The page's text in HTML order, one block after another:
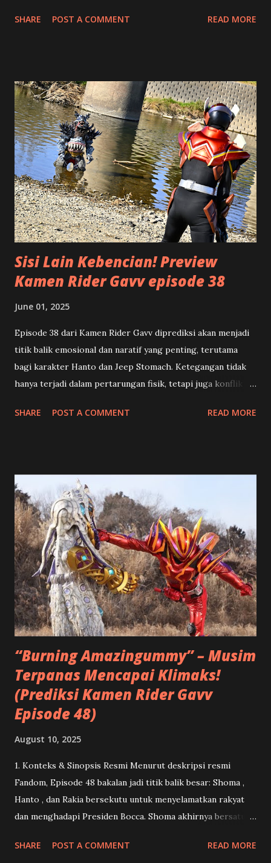
teknik khusus. Dalam dunia kewartaan teknik tersebut
bangunan antik dari negeri Mesir, tetapi istilah ini untuk
menggambarkan bagaimana cara kita menulis. Kalau Anda
melihat piramida, bentuknya mirip dengan segitiga. Bagian
atasnya adalah puncak, makin ke bawah makin lebar. Namun
kalau piramida atau segitiga ini posisinya kita balik, terlihat
bahwa bagian paling atas yang lebar atau luas, terus
mengecil ke bawah menjadi titik runcing. Serupa dengan
bentuk segitiga terbalik tersebut, suatu artikel akan lebih
terstruktur apabila di bagian awal atau ...
SHARE POST A COMMENT READ MORE
Sisi Lain Kebencian! Preview
Kamen Rider Gavv episode 38
June 01, 2025
Episode 38 dari Kamen Rider Gavv diprediksi akan menjadi
titik balik emosional dan naratif yang penting, terutama
bagi karakter Hanto dan Jeep Stomach. Ketegangan tidak
hanya terjadi dalam pertarungan fisik, tetapi juga konflik
karakter utama. 🍡 Toko Manisan dan Kenangan Pahit
Tampaknya ini akan menjadi selingan ringan dari konflik
besar, namun justru menjadi awal dari konfrontasi
emosional yang mendalam. Di toko tersebut, mereka
bertemu Kenji (Yoshioka Mutsuo), seorang pengrajin
wagashi berbakat… yang ternyata adalah Granute ,
antagonis yang selama ini diburu Hanto karena menculik
ibunya. Hanto (Hino Yusuke) yang selama ini menghidupi
dirinya dengan semangat balas dendam mendadak goyah,
apalagi ketika melihat Kenji mendapat tempat sebagai
sosok ayah kedua...
SHARE POST A COMMENT READ MORE
“Burning Amazingummy” – Musim
Terpanas Mencapai Klimaks!
(Prediksi Kamen Rider Gavv
Episode 48)
August 10, 2025
1. Konteks & Sinopsis Resmi Menurut deskripsi resmi
Fandom, Episode 48 bakalan jadi titik balik besar: Shoma ,
Hanto , dan Rakia bersekutu untuk menyelamatkan rakyat
dan menghadapi Presiden Bocca. Shoma akhirnya bersatu
momen debut Gavv Amazingummy Form serta penampilan
SHARE POST A COMMENT READ MORE